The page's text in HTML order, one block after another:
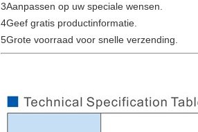
3Aanpassen op uw speciale wensen.
4Geef gratis productinformatie.
5Grote voorraad voor snelle verzending.